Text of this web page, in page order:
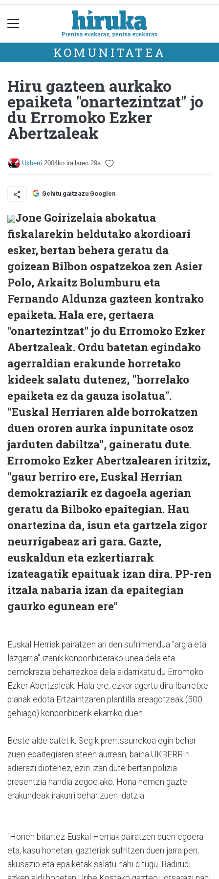
KOMUNITATEA
Hiru gazteen aurkako
epaiketa "onartezintzat" jo
du Erromoko Ezker
Abertzaleak
Ukberri 2004ko irailaren 29a
Gehitu gaitzazu Googlen
Jone Goirizelaia abokatua
fiskalarekin heldutako akordioari
esker, bertan behera geratu da
goizean Bilbon ospatzekoa zen Asier
Polo, Arkaitz Bolumburu eta
Fernando Aldunza gazteen kontrako
epaiketa. Hala ere, gertaera
"onartezintzat" jo du Erromoko Ezker
Abertzaleak. Ordu batetan egindako
agerraldian erakunde horretako
kideek salatu dutenez, "horrelako
epaiketa ez da gauza isolatua".
"Euskal Herriaren alde borrokatzen
duen ororen aurka inpunitate osoz
jarduten dabiltza", gaineratu dute.
Erromoko Ezker Abertzalearen iritziz,
"gaur berriro ere, Euskal Herrian
demokraziarik ez dagoela agerian
geratu da Bilboko epaitegian. Hau
onartezina da, isun eta gartzela zigor
neurrigabeaz ari gara. Gazte,
euskaldun eta ezkertiarrak
izateagatik epaituak izan dira. PP-ren
itzala nabaria izan da epaitegian
gaurko egunean ere"
Euskal Herriak pairatzen ari den sufrimendua "argia eta
lazgarria" izanik konponbiderako unea dela eta
demokrazia beharrezkoa dela aldarrikatu du Erromoko
Ezker Abertzaleak. Hala ere, ezkor agertu dira Ibarretxe
planak edota Ertzaintzaren plantilla areagotzeak (500
gehiago) konponbiderik ekarriko duen.
Beste alde batetik, Segik prentsaurrekoa egin behar
zuen epaitegiaren ateen aurrean, baina UKBERRIri
adierazi diotenez, ezin izan dute bertan polizia
presentzia handia zegoelako. Hona hemen gazte
erakundeak irakurri behar zuen idatzia:
"Honen bitartez Euskal Herriak pairatzen duen egoera
eta, kasu honetan, gazteriak sufritzen duen jarraipen,
akusazio eta epaiketak salatu nahi ditugu. Badirudi